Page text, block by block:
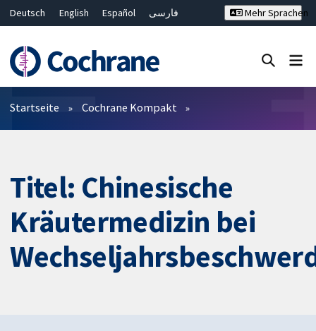
Deutsch English Español
فارسی
Bahasa Malaysia
ไทย
繁體中文
简体中文
Mehr Sprachen
Filter
Startseite Cochrane Kompakt
Titel: Chinesische
Kräutermedizin bei